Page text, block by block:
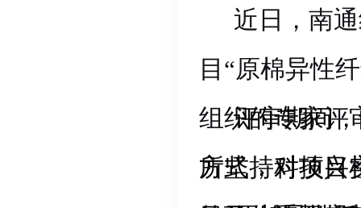
近日，南
目“原棉异性
组织的专家评
所坚持科技兴
评审期间
方式，对项目